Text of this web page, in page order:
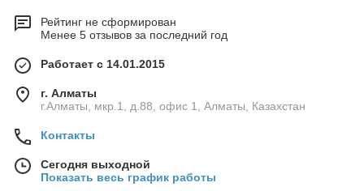
Рейтинг не сформирован
Менее 5 отзывов за последний год
Работает с 14.01.2015
г. Алматы
г.Алматы, мкр.1, д.88, офис 1, Алматы, Казахстан
Контакты
Сегодня выходной
Показать весь график работы